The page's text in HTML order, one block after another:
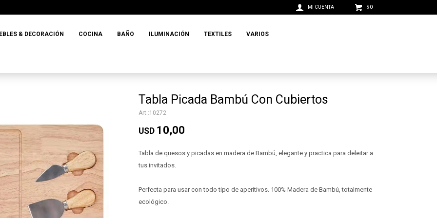
& DECORACIÓN COCINA BAÑO ILUMINACIÓN TEXTILES VARIOS
$ 0
Tabla Picada Bambú Con Cubiertos
10272
USD 10,00
Tabla de quesos y picadas en madera de Bambú, elegante y practica para deleitar a
tus invitados.
Perfecta para usar con todo tipo de aperitivos. 100% Madera de Bambú, totalmente
ecológico.